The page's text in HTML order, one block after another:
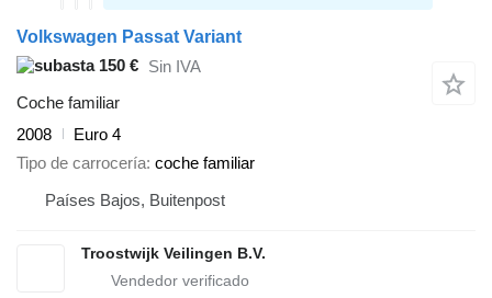
Volkswagen Passat Variant
150 € Sin IVA
Coche familiar
2008
Euro 4
Tipo de carrocería coche familiar
Países Bajos, Buitenpost
Troostwijk Veilingen B.V.